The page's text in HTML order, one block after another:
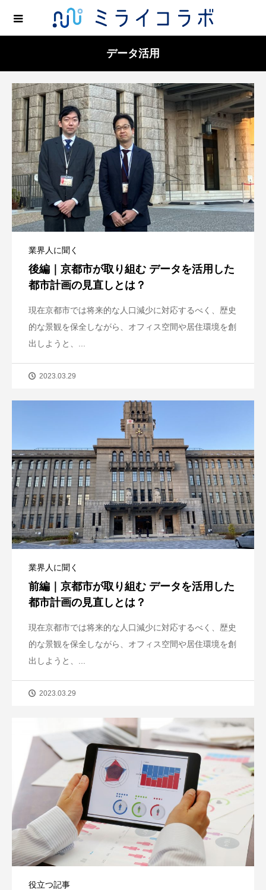
データ活用
業界人に聞く
後編｜京都市が取り組む データを活用した
都市計画の見直しとは？
現在京都市では将来的な人口減少に対応するべく、歴史
的な景観を保全しながら、オフィス空間や居住環境を創
出しようと、...
2023.03.29
業界人に聞く
前編｜京都市が取り組む データを活用した
都市計画の見直しとは？
現在京都市では将来的な人口減少に対応するべく、歴史
的な景観を保全しながら、オフィス空間や居住環境を創
出しようと、...
2023.03.29
役立つ記事